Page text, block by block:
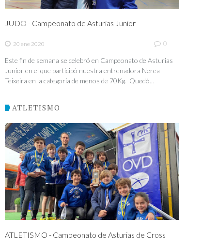
JUDO - Campeonato de Asturias Junior
20 ene 2020 0
Este fin de semana se celebró en Campeonato de Asturias
Junior en el que participó nuestra entrenadora Nerea
Teixeira en la categoría de menos de 70Kg. Quedó...
ATLETISMO
ATLETISMO - Campeonato de Asturias de Cross